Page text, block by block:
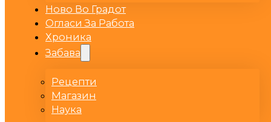
Ново Во Градот
Огласи За Работа
Хроника
Забава
Рецепти
Магазин
Наука